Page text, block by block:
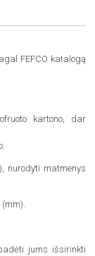
FEFCO katalogą
kartono, dar
nurodyti matmenys
jums išsirinkti